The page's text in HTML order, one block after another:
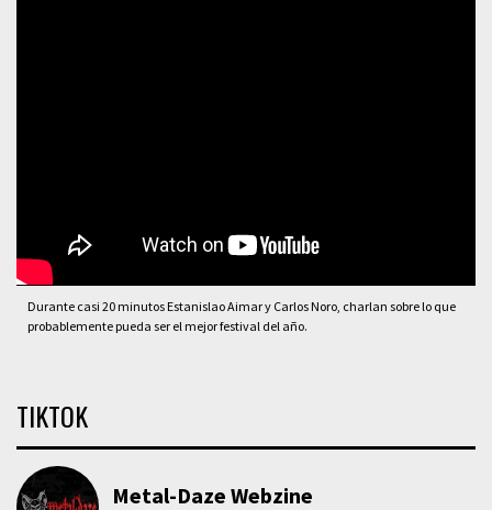
Durante casi 20 minutos Estanislao Aimar y Carlos Noro, charlan sobre lo que
probablemente pueda ser el mejor festival del año.
TIKTOK
Metal-Daze Webzine